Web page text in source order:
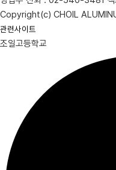
Copyright(c) CHOIL
관련사이트
조일고등학교